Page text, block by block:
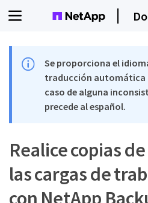
Se proporciona el
traducción automática
caso de alguna
precede al español.
Realice copias
las cargas de
con NetApp